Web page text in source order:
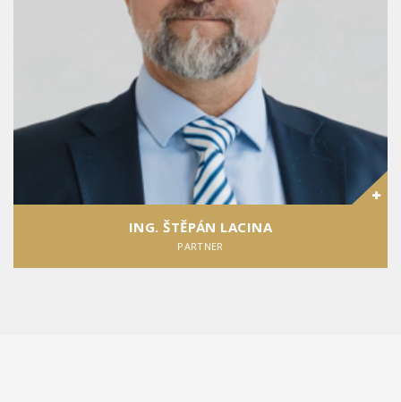
ING. ŠTĚPÁN LACINA
PARTNER